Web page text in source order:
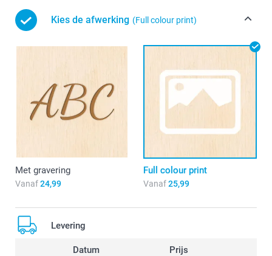
Kies de afwerking (Full colour print)
Met gravering
Vanaf24,99
Full colour print
Vanaf25,99
Levering
Datum Prijs